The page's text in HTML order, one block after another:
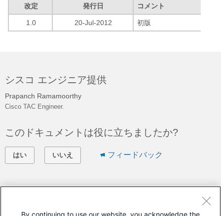
改定 発行日 コメント
1.0 20-Jul-2012 初版
シスコ エンジニア提供
Prapanch Ramamoorthy
Cisco TAC Engineer.
このドキュメントは役に立ちましたか?
はい いいえ フィードバック
サポート ケースをオープン
By continuing to use our website, you acknowledge the